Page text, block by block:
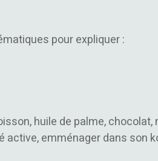
pour expliquer :
huile de palme,
emménager dans son